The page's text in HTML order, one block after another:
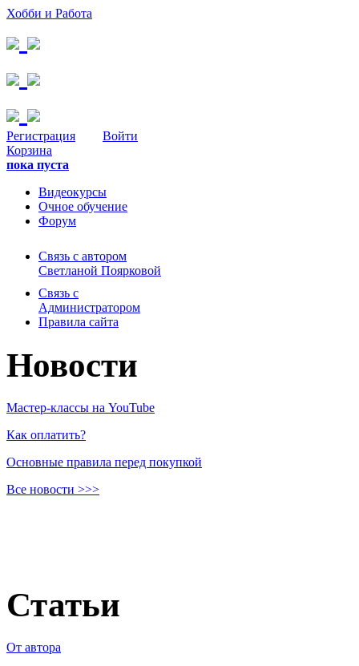
Хобби и Работа
Регистрация
Войти
Корзина
пока пуста
Видеокурсы
Очное обучение
Форум
Связь с автором
Светланой Поярковой
Связь с
Администратором
Правила сайта
Новости
Мастер-классы на YouTube
Как оплатить?
Основные правила перед покупкой
Все новости >>>
Статьи
От автора